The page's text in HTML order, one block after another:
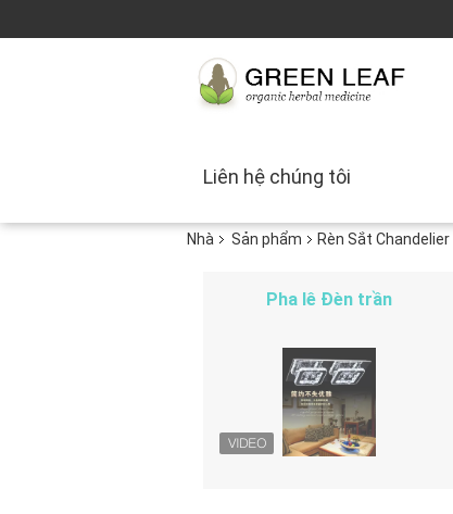
Liên hệ chúng tôi
Nhà Sản phẩm Rèn Sắt Chandelier
Pha lê Đèn trần